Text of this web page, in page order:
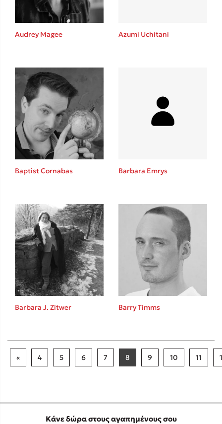
Audrey Magee Azumi Uchitani
Baptist Cornabas Barbara Emrys
Barbara J. Zitwer Barry Timms
« 4 5 6 7 8 9 10 11
Κάνε δώρα στους αγαπημένους σου